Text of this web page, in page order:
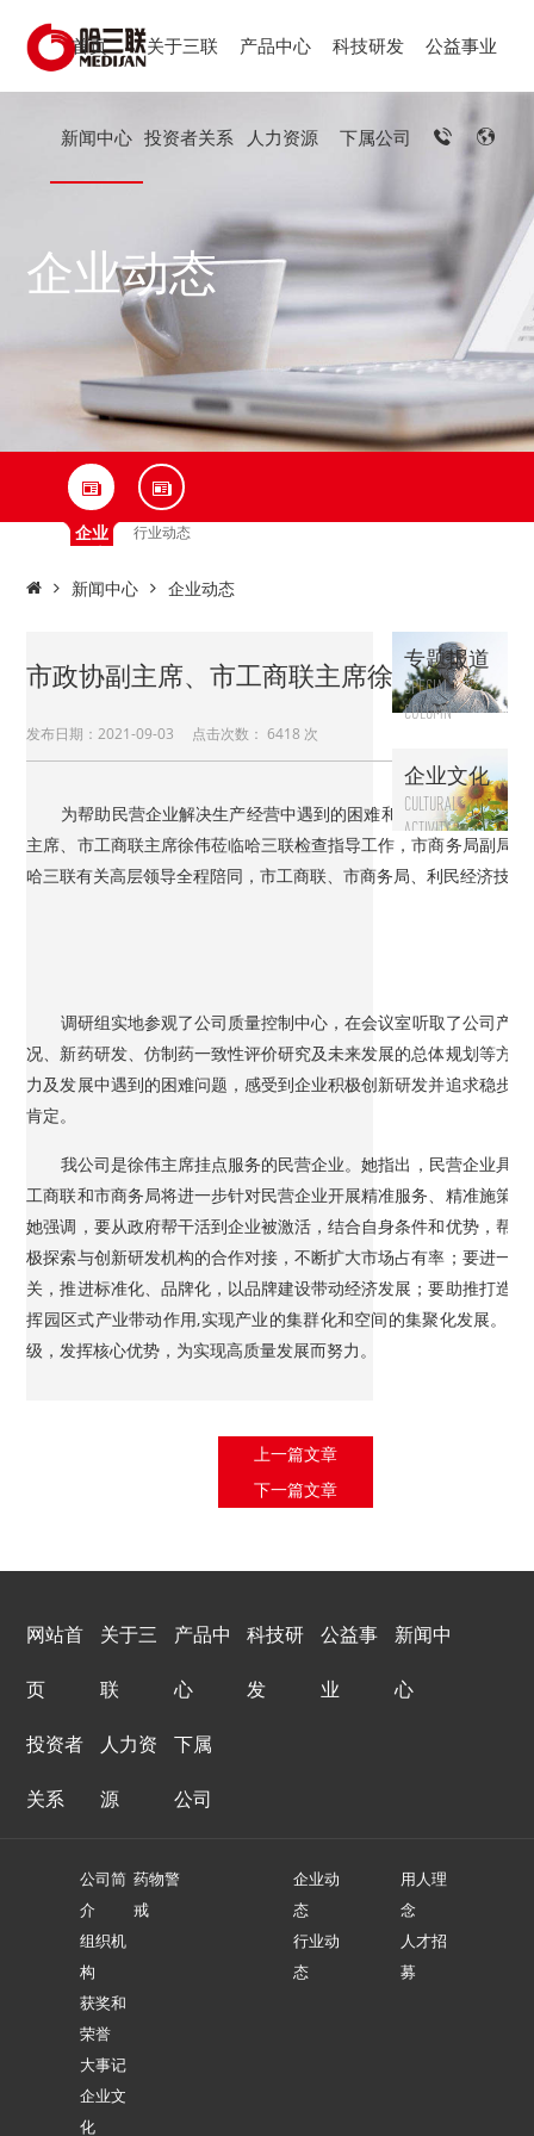
首页 关于三联 产品中心 科技研发 公益事业
新闻中心 投资者关系 人力资源 下属公司
企业动态
企业
动态
行业动态
新闻中心 企业动态
市政协副主席、市工商联主席徐伟一行莅
发布日期：2021-09-03 点击次数：6418 次
为帮助民营企业解决生产经营中遇到的困难和问题，推动企业
主席、市工商联主席徐伟莅临哈三联检查指导工作，市商务局副局
哈三联有关高层领导全程陪同，市工商联、市商务局、利民经济技
调研组实地参观了公司质量控制中心，在会议室听取了公司产业
况、新药研发、仿制药一致性评价研究及未来发展的总体规划等方
力及发展中遇到的困难问题，感受到企业积极创新研发并追求稳步
肯定。
我公司是徐伟主席挂点服务的民营企业。她指出，民营企业具备
工商联和市商务局将进一步针对民营企业开展精准服务、精准施策
她强调，要从政府帮干活到企业被激活，结合自身条件和优势，帮
极探索与创新研发机构的合作对接，不断扩大市场占有率；要进一
关，推进标准化、品牌化，以品牌建设带动经济发展；要助推打造
挥园区式产业带动作用,实现产业的集群化和空间的集聚化发展。
级，发挥核心优势，为实现高质量发展而努力。
专题报道
SPECIAL
COLUMN
企业文化
CULTURAL
ACTIVITY
上一篇文章
下一篇文章
网站首
页
关于三
联
产品中
心
科技研
发
公益事
业
新闻中
心
投资者
关系
人力资
源
下属
公司
公司简
介
组织机
构
获奖和
荣誉
大事记
企业文
化
药物警
戒
企业动
态
行业动
态
用人理
念
人才招
募